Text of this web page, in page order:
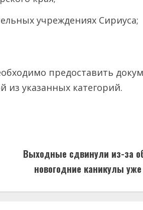
учреждениях Сириуса;
предоставить
указанных категорий.
Выходные сдвинули из-за
новогодние каникулы